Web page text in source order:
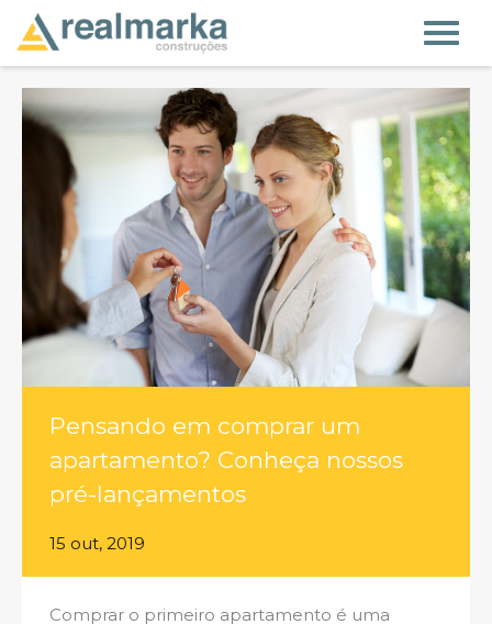
Pensando em comprar um
apartamento? Conheça nossos
pré-lançamentos
15 out, 2019
Comprar o primeiro apartamento é uma